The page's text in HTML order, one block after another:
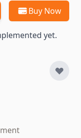
Buy Now
yet.